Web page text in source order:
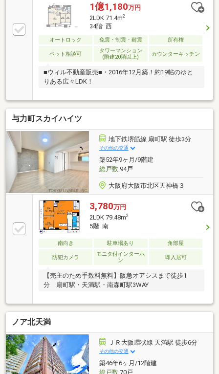
です！また、南西角部屋のため陽当たりも良好です♪
共有施設も充実しており、快適な都会生活が叶いま
す。◎お問合せ当日でもご案内が可能な場合もござい
1億1,180万円
2LDK 71.4m2
34階 西
オートロック 免震・制震・耐震 所有権
ペット相談可
タワーマンション
(階建20階以上)
カウンターキッチン
■ウィル不動産販売■・2016年12月築！約19帖のゆと
りある広々LDK！
与力町スカイハイツ
地下鉄堺筋線 扇町駅 徒歩3分
その他の交通
築52年9ヶ月/9階建
総戸数94戸
大阪府大阪市北区天神橋３
3,780万円
2LDK 79.48m2
5階 南
南向き 駐車場あり 角部屋
防犯カメラ
モニタ付インターホ
ン
即入居可
【売主のため手数料無料】阪急オアシスまで徒歩1
分 扇町駅・天満駅・南森町駅3WAY
ノア北天満
ＪＲ大阪環状線 天満駅 徒歩6分
その他の交通
築46年6ヶ月/12階建
総戸数70戸